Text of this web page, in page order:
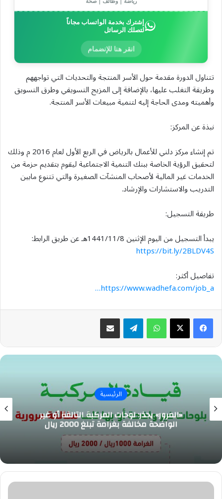
إشترك بخدمة الواتساب مجاناً
لتصلك الرسائل
انقر هنا للإنضمام
تتناول الدورة مقدمة حول الأسر المنتجة والتحديات التي تواجههم
وطريقة التغلب عليها، بالإضافة إلى المزيج التسويقي وطرق التسويق
وأهميته ومدى الحاجة إليه لتنمية مبيعات الأسر المنتجة.
نبذة عن المركز:
تم إنشاء مركز دلني للأعمال بالرياض في الربع الأول لعام 2016 م وذلك
لتحقيق الرؤية الخاصة ببنك التنمية الاجتماعية ليقوم بتقديم حزمة من
الخدمات غير المالية لأصحاب المنشآت الصغيرة والتي تتنوع مابين
التدريب والاستشارات والإرشاد.
طريقة التسجيل:
يبدأ التسجيل من اليوم الإثنين 1441/11/8هـ عن طريق الرابط:
https://bit.ly/2BLDV4S
تفاصيل أكثر:
https://www.wadhefa.com/job_a…
واتسابتيلقرام مشاركة عبر البريد
الرئيسية
«المرور» يحذر: لوحات المركبة التالفة أو غير
الواضحة مخالفة بغرامة تبلغ 2000 ريال
مكتبة